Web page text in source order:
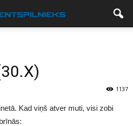
1137
Kad viņš atver muti, visi zobi